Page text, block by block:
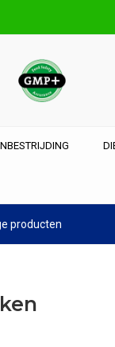
producten